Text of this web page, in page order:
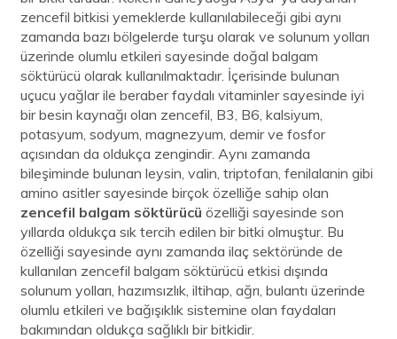
zencefil bitkisi yemeklerde kullanılabileceği gibi aynı
zamanda bazı bölgelerde turşu olarak ve solunum yolları
üzerinde olumlu etkileri sayesinde doğal balgam
söktürücü olarak kullanılmaktadır. İçerisinde bulunan
uçucu yağlar ile beraber faydalı vitaminler sayesinde iyi
bir besin kaynağı olan zencefil, B3, B6, kalsiyum,
potasyum, sodyum, magnezyum, demir ve fosfor
açısından da oldukça zengindir. Aynı zamanda
bileşiminde bulunan leysin, valin, triptofan, fenilalanin gibi
amino asitler sayesinde birçok özelliğe sahip olan
zencefil balgam söktürücü özelliği sayesinde son
yıllarda oldukça sık tercih edilen bir bitki olmuştur. Bu
özelliği sayesinde aynı zamanda ilaç sektöründe de
kullanılan zencefil balgam söktürücü etkisi dışında
solunum yolları, hazımsızlık, iltihap, ağrı, bulantı üzerinde
olumlu etkileri ve bağışıklık sistemine olan faydaları
bakımından oldukça sağlıklı bir bitkidir.